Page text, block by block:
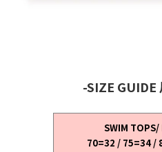
-SIZE GUIDE
SWIM TOPS/
70=32 / 75=34 /